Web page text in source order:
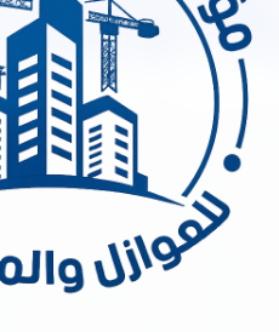
شهور السنة وتصل درجات الحرارة
تلك المشكلة في المباني
والثلوج بغرازة والتي
فكرة العزل كان فكرة قدية
أفضلها ثنائي العزل وهو(مادة